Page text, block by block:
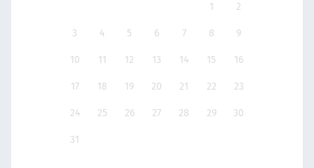
1 2
3 4 5 6 7 8 9
10 11 12 13 14 15 16
17 18 19 20 21 22 23
24 25 26 27 28 29 30
31